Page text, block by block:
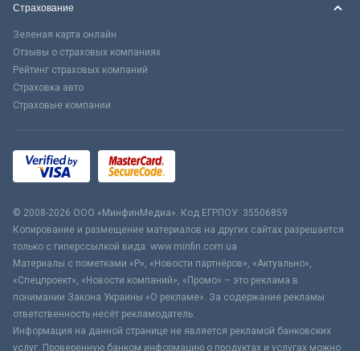
Страхование
Зеленая карта онлайн
Отзывы о страховых компаниях
Рейтинг страховых компаний
Страховка авто
Страховые компании
© 2008-2026 ООО «МинфинМедиа». Код ЕГРПОУ: 35506859
Копирование и размещение материалов на других сайтах разрешается
только с гиперссылкой вида: www.minfin.com.ua
Материалы с пометками «Р», «Новости партнёров», «Актуально»,
«Спецпроект», «Новости компаний», «Промо» – это реклама в
понимании Закона Украины «О рекламе». За содержание рекламы
ответственность несёт рекламодатель.
Информация на данной странице не является рекламой банковских
услуг. Проверенную банком информацию о продуктах и услугах можно